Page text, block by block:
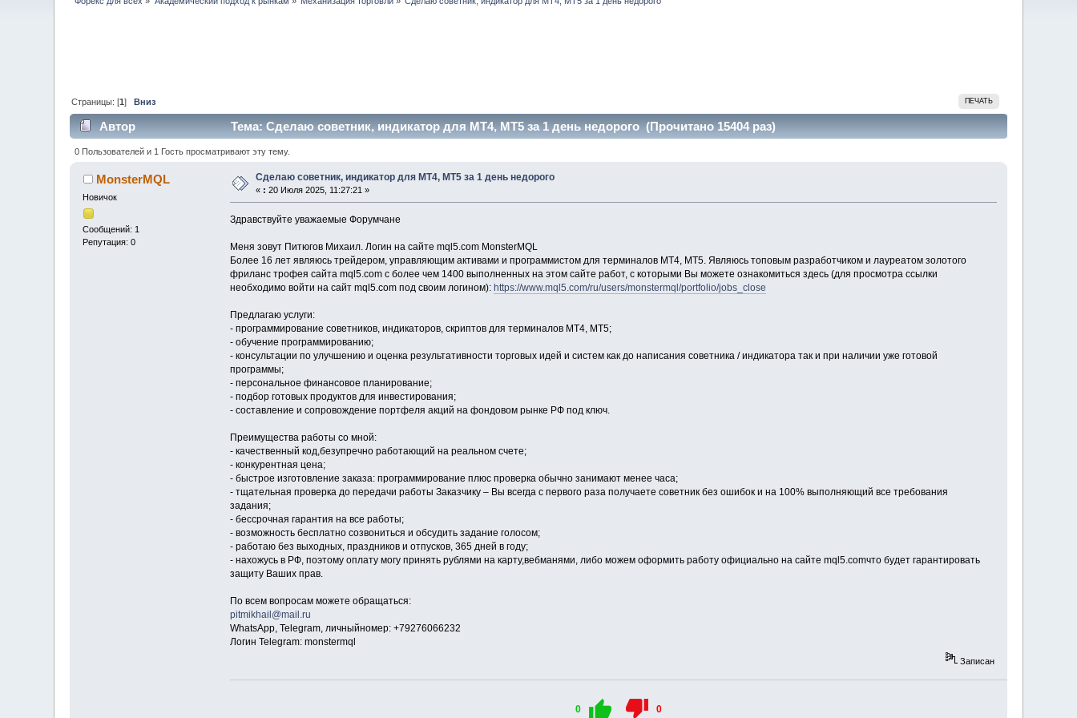
ПЕЧАТЬ
Страницы: [1]Вниз
Автор Тема: Сделаю советник, индикатор для МТ4, МТ5 за 1 день недорого (Прочитано 15404 раз)
0 Пользователей и 1 Гость просматривают эту тему.
MonsterMQL
Новичок
Сообщений: 1
Репутация: 0
Сделаю советник, индикатор для МТ4, МТ5 за 1 день недорого
« : 20 Июля 2025, 11:27:21 »
Здравствуйте уважаемые Форумчане
Меня зовут Питюгов Михаил. Логин на сайте mql5.com MonsterMQL
Более 16 лет являюсь трейдером, управляющим активами и программистом для терминалов МТ4, МТ5. Являюсь топовым разработчиком и лауреатом золотого
фриланс трофея сайта mql5.com с более чем 1400 выполненных на этом сайте работ, с которыми Вы можете ознакомиться здесь (для просмотра ссылки
необходимо войти на сайт mql5.com под своим логином): https://www.mql5.com/ru/users/monstermql/portfolio/jobs_close
Предлагаю услуги:
- программирование советников, индикаторов, скриптов для терминалов МТ4, МТ5;
- обучение программированию;
- консультации по улучшению и оценка результативности торговых идей и систем как до написания советника / индикатора так и при наличии уже готовой
программы;
- персональное финансовое планирование;
- подбор готовых продуктов для инвестирования;
- составление и сопровождение портфеля акций на фондовом рынке РФ под ключ.
Преимущества работы со мной:
- качественный код,безупречно работающий на реальном счете;
- конкурентная цена;
- быстрое изготовление заказа: программирование плюс проверка обычно занимают менее часа;
- тщательная проверка до передачи работы Заказчику – Вы всегда с первого раза получаете советник без ошибок и на 100% выполняющий все требования
задания;
- бессрочная гарантия на все работы;
- возможность бесплатно созвониться и обсудить задание голосом;
- работаю без выходных, праздников и отпусков, 365 дней в году;
- нахожусь в РФ, поэтому оплату могу принять рублями на карту,вебманями, либо можем оформить работу официально на сайте mql5.comчто будет гарантировать
защиту Ваших прав.
По всем вопросам можете обращаться:
pitmikhail@mail.ru
WhatsApp, Telegram, личныйномер: +79276066232
Логин Telegram: monstermql
Записан
0 0